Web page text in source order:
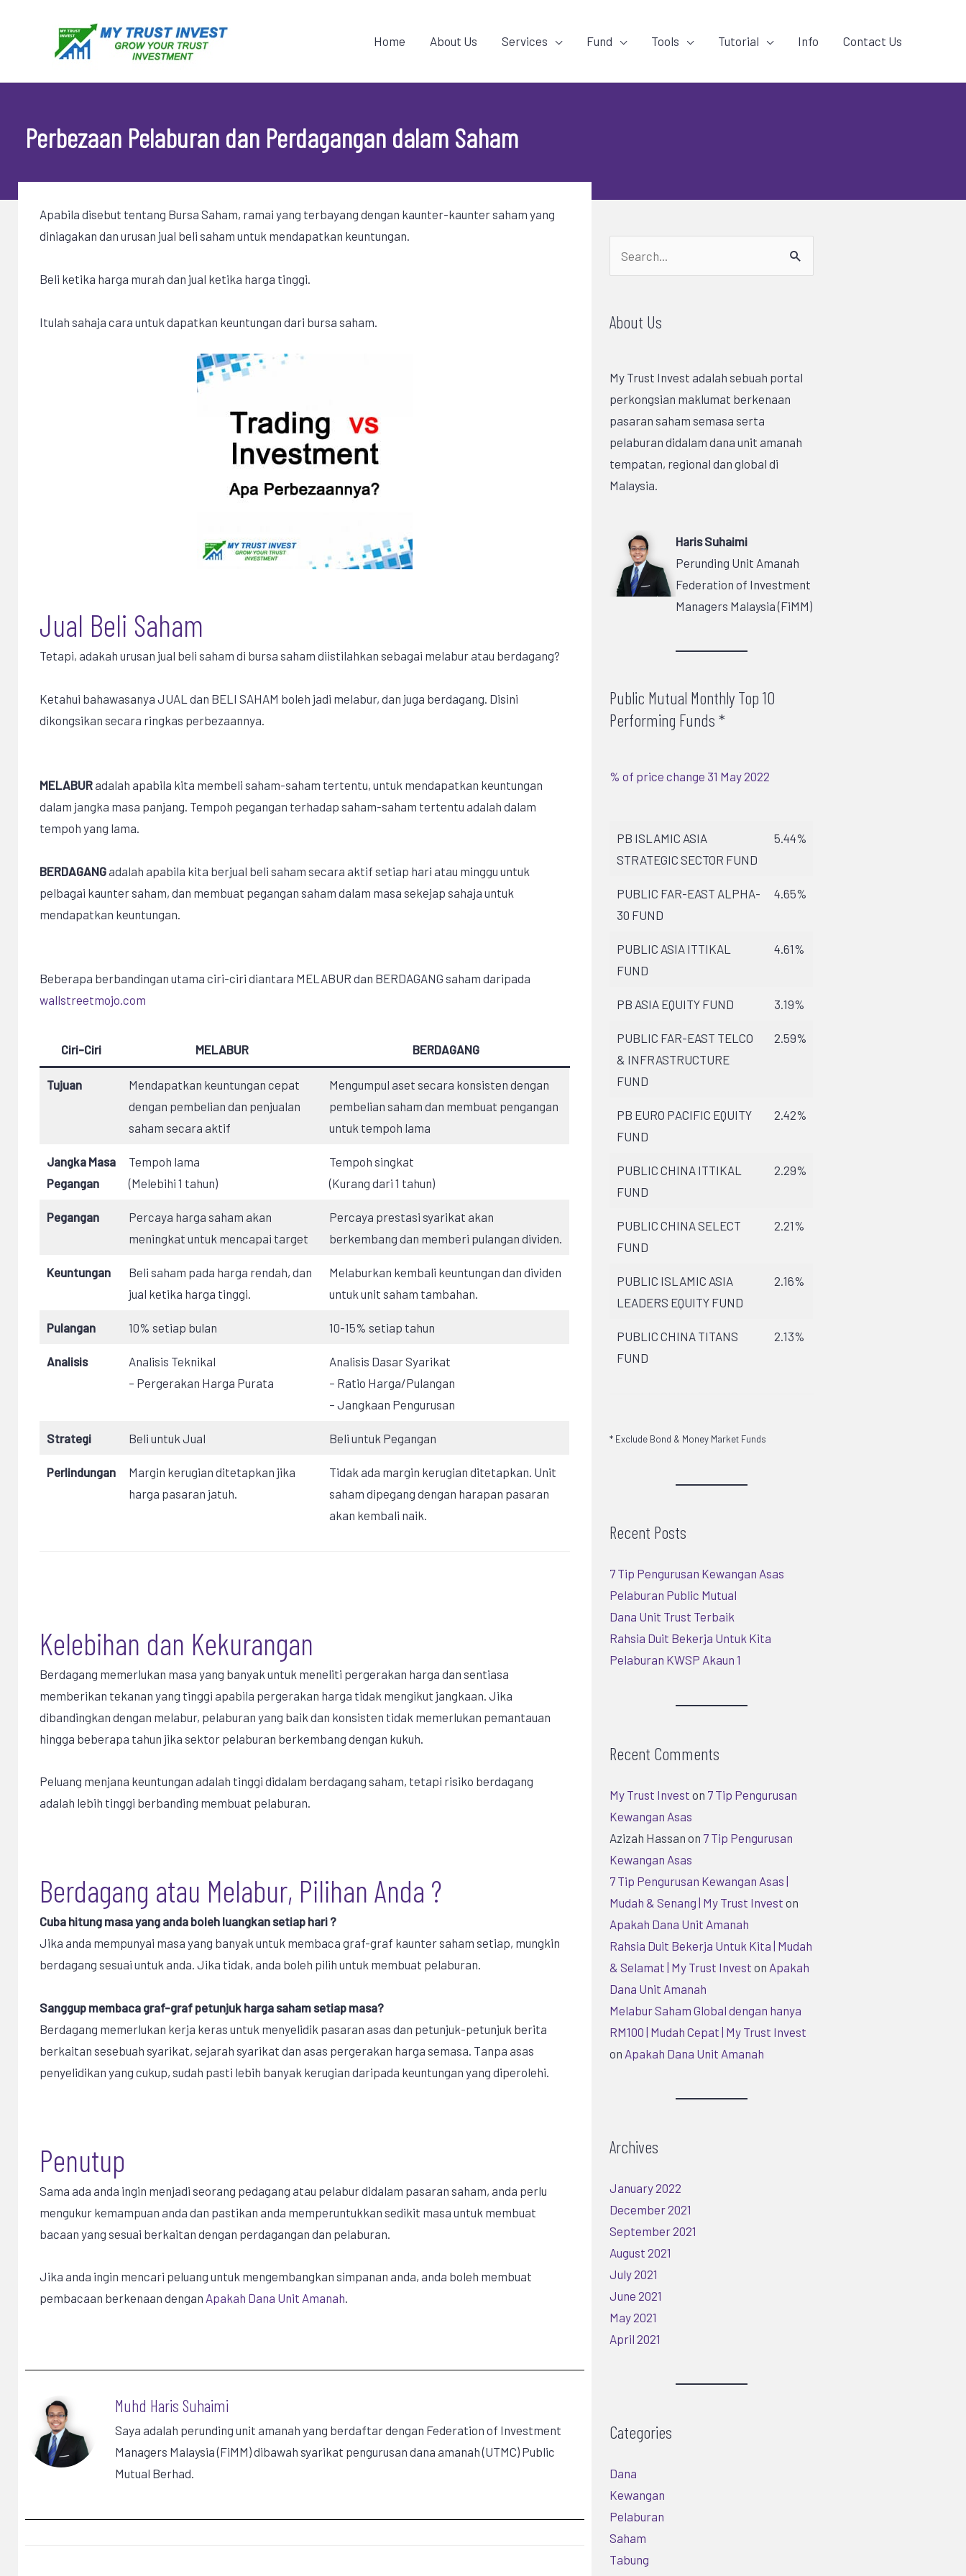
Home About Us Services Fund Tools Tutorial Info Contact Us
Perbezaan Pelaburan dan Perdagangan dalam Saham
Apabila disebut tentang Bursa Saham, ramai yang terbayang dengan kaunter-kaunter saham yang
diniagakan dan urusan jual beli saham untuk mendapatkan keuntungan.
Beli ketika harga murah dan jual ketika harga tinggi.
Itulah sahaja cara untuk dapatkan keuntungan dari bursa saham.
Jual Beli Saham
Tetapi, adakah urusan jual beli saham di bursa saham diistilahkan sebagai melabur atau berdagang?
Ketahui bahawasanya JUAL dan BELI SAHAM boleh jadi melabur, dan juga berdagang. Disini
dikongsikan secara ringkas perbezaannya.
MELABURadalah apabila kita membeli saham-saham tertentu, untuk mendapatkan keuntungan
dalam jangka masa panjang. Tempoh pegangan terhadap saham-saham tertentu adalah dalam
tempoh yang lama.
BERDAGANGadalah apabila kita berjual beli saham secara aktif setiap hari atau minggu untuk
pelbagai kaunter saham, dan membuat pegangan saham dalam masa sekejap sahaja untuk
mendapatkan keuntungan.
Beberapa berbandingan utama ciri-ciri diantara MELABUR dan BERDAGANG saham daripada
wallstreetmojo.com
Ciri-Ciri MELABUR BERDAGANG
Tujuan
Mendapatkan keuntungan cepat
dengan pembelian dan penjualan
saham secara aktif
Mengumpul aset secara konsisten dengan
pembelian saham dan membuat pengangan
untuk tempoh lama
Jangka Masa
Pegangan
Tempoh lama
(Melebihi 1 tahun)
Tempoh singkat
(Kurang dari 1 tahun)
Pegangan
Percaya harga saham akan
meningkat untuk mencapai target
Percaya prestasi syarikat akan
berkembang dan memberi pulangan dividen.
Keuntungan
Beli saham pada harga rendah, dan
jual ketika harga tinggi.
Melaburkan kembali keuntungan dan dividen
untuk unit saham tambahan.
Pulangan 10% setiap bulan 10-15% setiap tahun
Analisis
Analisis Teknikal
– Pergerakan Harga Purata
Analisis Dasar Syarikat
– Ratio Harga/Pulangan
– Jangkaan Pengurusan
Strategi Beli untuk Jual Beli untuk Pegangan
Perlindungan
Margin kerugian ditetapkan jika
harga pasaran jatuh.
Tidak ada margin kerugian ditetapkan. Unit
saham dipegang dengan harapan pasaran
akan kembali naik.
Kelebihan dan Kekurangan
Berdagang memerlukan masa yang banyak untuk meneliti pergerakan harga dan sentiasa
memberikan tekanan yang tinggi apabila pergerakan harga tidak mengikut jangkaan. Jika
dibandingkan dengan melabur, pelaburan yang baik dan konsisten tidak memerlukan pemantauan
hingga beberapa tahun jika sektor pelaburan berkembang dengan kukuh.
Peluang menjana keuntungan adalah tinggi didalam berdagang saham, tetapi risiko berdagang
adalah lebih tinggi berbanding membuat pelaburan.
Berdagang atau Melabur, Pilihan Anda ?
Cuba hitung masa yang anda boleh luangkan setiap hari ?
Jika anda mempunyai masa yang banyak untuk membaca graf-graf kaunter saham setiap, mungkin
berdagang sesuai untuk anda. Jika tidak, anda boleh pilih untuk membuat pelaburan.
Sanggup membaca graf-graf petunjuk harga saham setiap masa?
Berdagang memerlukan kerja keras untuk menyelidik pasaran asas dan petunjuk-petunjuk berita
berkaitan sesebuah syarikat, sejarah syarikat dan asas pergerakan harga semasa. Tanpa asas
penyelidikan yang cukup, sudah pasti lebih banyak kerugian daripada keuntungan yang diperolehi.
Penutup
Sama ada anda ingin menjadi seorang pedagang atau pelabur didalam pasaran saham, anda perlu
mengukur kemampuan anda dan pastikan anda memperuntukkan sedikit masa untuk membuat
bacaan yang sesuai berkaitan dengan perdagangan dan pelaburan.
Jika anda ingin mencari peluang untuk mengembangkan simpanan anda, anda boleh membuat
pembacaan berkenaan dengan Apakah Dana Unit Amanah.
Muhd Haris Suhaimi
Saya adalah perunding unit amanah yang berdaftar dengan Federation of Investment
Managers Malaysia (FiMM) dibawah syarikat pengurusan dana amanah (UTMC) Public
Mutual Berhad.
Search
About Us
My Trust Invest adalah sebuah portal
perkongsian maklumat berkenaan
pasaran saham semasa serta
pelaburan didalam dana unit amanah
tempatan, regional dan global di
Malaysia.
Haris Suhaimi
Perunding Unit Amanah
Federation of Investment
Managers Malaysia (FiMM)
Public Mutual Monthly Top 10
Performing Funds *
% of price change 31 May 2022
PB ISLAMIC ASIA
STRATEGIC SECTOR FUND
5.44%
PUBLIC FAR-EAST ALPHA-
30 FUND
4.65%
PUBLIC ASIA ITTIKAL
FUND
4.61%
PB ASIA EQUITY FUND 3.19%
PUBLIC FAR-EAST TELCO
& INFRASTRUCTURE
FUND
2.59%
PB EURO PACIFIC EQUITY
FUND
2.42%
PUBLIC CHINA ITTIKAL
FUND
2.29%
PUBLIC CHINA SELECT
FUND
2.21%
PUBLIC ISLAMIC ASIA
LEADERS EQUITY FUND
2.16%
PUBLIC CHINA TITANS
FUND
2.13%
* Exclude Bond & Money Market Funds
Recent Posts
7 Tip Pengurusan Kewangan Asas
Pelaburan Public Mutual
Dana Unit Trust Terbaik
Rahsia Duit Bekerja Untuk Kita
Pelaburan KWSP Akaun 1
Recent Comments
My Trust Invest on 7 Tip Pengurusan
Kewangan Asas
Azizah Hassan on 7 Tip Pengurusan
Kewangan Asas
7 Tip Pengurusan Kewangan Asas |
Mudah & Senang | My Trust Invest on
Apakah Dana Unit Amanah
Rahsia Duit Bekerja Untuk Kita | Mudah
& Selamat | My Trust Invest on Apakah
Dana Unit Amanah
Melabur Saham Global dengan hanya
RM100 | Mudah Cepat | My Trust Invest
on Apakah Dana Unit Amanah
Archives
January 2022
December 2021
September 2021
August 2021
July 2021
June 2021
May 2021
April 2021
Categories
Dana
Kewangan
Pelaburan
Saham
Tabung